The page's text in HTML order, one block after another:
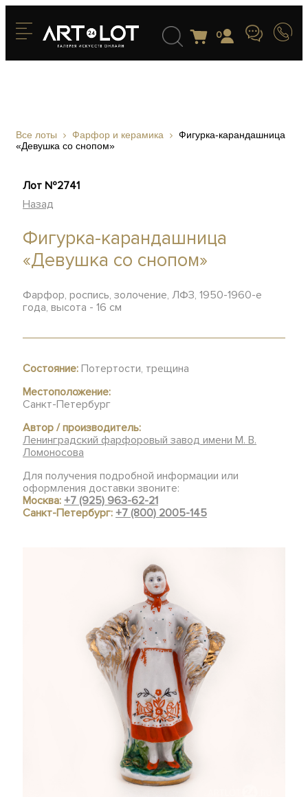
0
Все лоты Фарфор и керамика
Фигурка-карандашница
«Девушка со снопом»
Лот №2741
Назад
Фигурка-карандашница
«Девушка со снопом»
Фарфор, роспись, золочение, ЛФЗ, 1950-1960-е
года, высота - 16 см
Состояние: Потертости, трещина
Местоположение:
Санкт-Петербург
Автор / производитель:
Ленинградский фарфоровый завод имени М. В.
Ломоносова
Для получения подробной информации или
оформления доставки звоните:
Москва:+7 (925) 963-62-21
Санкт-Петербург:+7 (800) 2005-145